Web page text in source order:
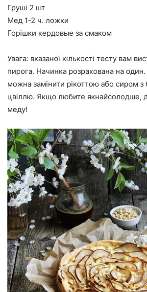
Груші 2 шт
Мед 1-2 ч. ложки
Горішки кердовые за смаком
Увага: вказаної кількості тесту вам
пирога. Начинка розрахована на
можна замінити рікоттою або сиром
цвіллю. Якщо любите якнайсолодше,
меду!